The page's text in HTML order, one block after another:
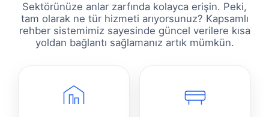
Sektörünüze anlar zarfında kolayca erişin. Peki,
tam olarak ne tür hizmeti arıyorsunuz? Kapsamlı
rehber sistemimiz sayesinde güncel verilere kısa
yoldan bağlantı sağlamanız artık mümkün.